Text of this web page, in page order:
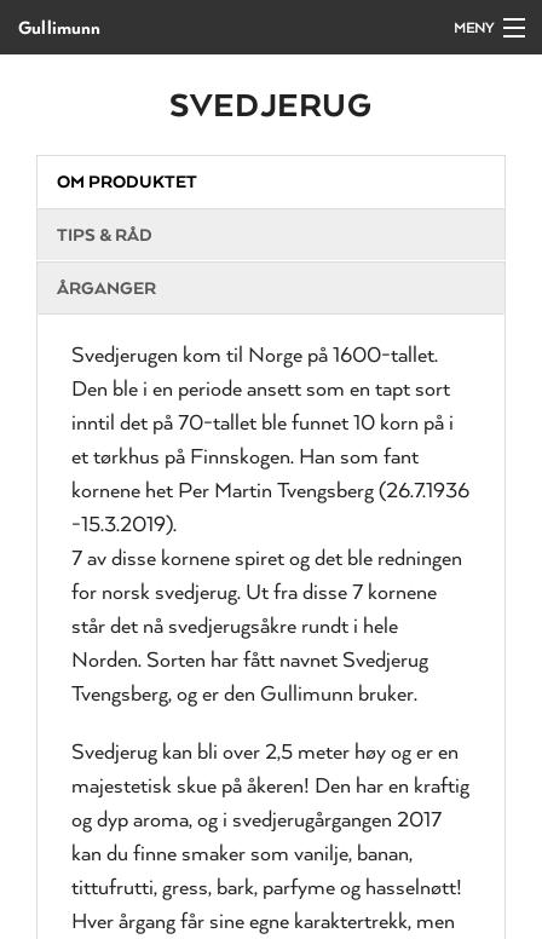
Gullimunn MENY
Produkter
Kurs og arrangement
Oppskrifter
Om Gullimunn
Kontakt
SVEDJERUG
OM PRODUKTET
TIPS & RÅD
ÅRGANGER
Svedjerugen kom til Norge på 1600-tallet.
Den ble i en periode ansett som en tapt sort
inntil det på 70-tallet ble funnet 10 korn på i
et tørkhus på Finnskogen. Han som fant
kornene het Per Martin Tvengsberg (26.7.1936
-15.3.2019).
7 av disse kornene spiret og det ble redningen
for norsk svedjerug. Ut fra disse 7 kornene
står det nå svedjerugsåkre rundt i hele
Norden. Sorten har fått navnet Svedjerug
Tvengsberg, og er den Gullimunn bruker.
Svedjerug kan bli over 2,5 meter høy og er en
majestetisk skue på åkeren! Den har en kraftig
og dyp aroma, og i svedjerugårgangen 2017
kan du finne smaker som vanilje, banan,
tittufrutti, gress, bark, parfyme og hasselnøtt!
Hver årgang får sine egne karaktertrekk, men